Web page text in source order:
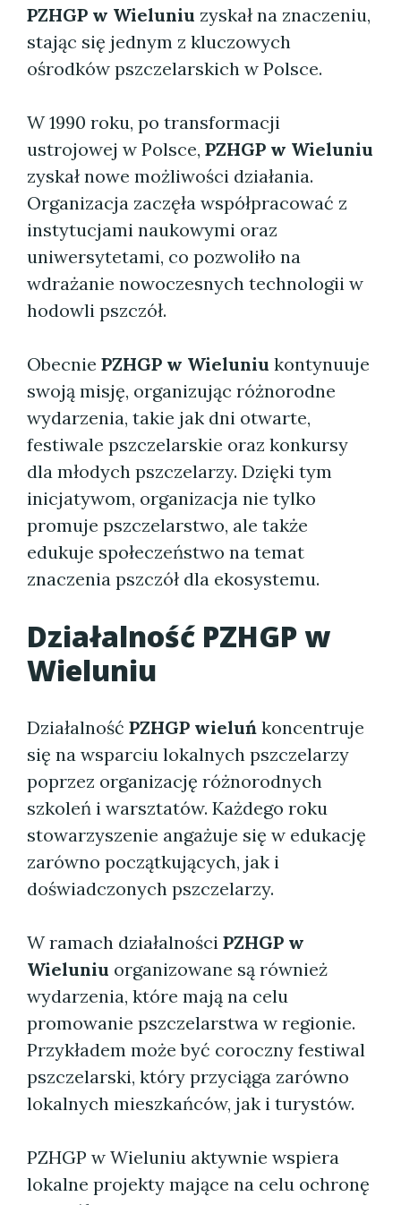
PZHGP w Wieluniu zyskał na znaczeniu,
stając się jednym z kluczowych
ośrodków pszczelarskich w Polsce.
W 1990 roku, po transformacji
ustrojowej w Polsce, PZHGP w Wieluniu
zyskał nowe możliwości działania.
Organizacja zaczęła współpracować z
instytucjami naukowymi oraz
uniwersytetami, co pozwoliło na
wdrażanie nowoczesnych technologii w
hodowli pszczół.
Obecnie PZHGP w Wieluniu kontynuuje
swoją misję, organizując różnorodne
wydarzenia, takie jak dni otwarte,
festiwale pszczelarskie oraz konkursy
dla młodych pszczelarzy. Dzięki tym
inicjatywom, organizacja nie tylko
promuje pszczelarstwo, ale także
edukuje społeczeństwo na temat
znaczenia pszczół dla ekosystemu.
Działalność PZHGP w
Wieluniu
Działalność PZHGP wieluń koncentruje
się na wsparciu lokalnych pszczelarzy
poprzez organizację różnorodnych
szkoleń i warsztatów. Każdego roku
stowarzyszenie angażuje się w edukację
zarówno początkujących, jak i
doświadczonych pszczelarzy.
W ramach działalności PZHGP w
Wieluniu organizowane są również
wydarzenia, które mają na celu
promowanie pszczelarstwa w regionie.
Przykładem może być coroczny festiwal
pszczelarski, który przyciąga zarówno
lokalnych mieszkańców, jak i turystów.
PZHGP w Wieluniu aktywnie wspiera
lokalne projekty mające na celu ochronę